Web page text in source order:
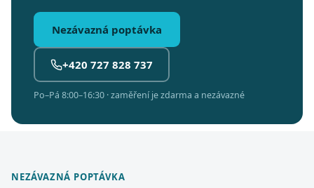
Nezávazná poptávka
+420 727 828 737
Po–Pá 8:00–16:30 · zaměření je zdarma a nezávazné
NEZÁVAZNÁ POPTÁVKA